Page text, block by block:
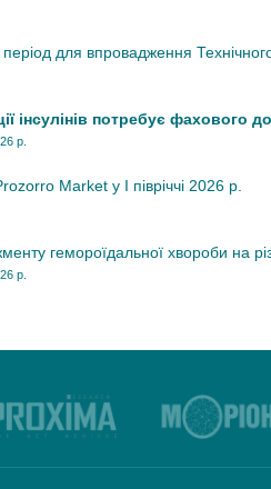
для впровадження
інсулінів потребує фахового
р.
Market у I півріччі 2026 р.
гемороїдальної хвороби на
р.